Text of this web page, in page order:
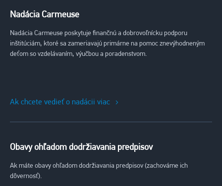
Nadácia Carmeuse
Nadácia Carmeuse poskytuje finančnú a dobrovoľnícku podporu
inštitúciám, ktoré sa zameriavajú primárne na pomoc znevýhodneným
deťom so vzdelávaním, výučbou a poradenstvom.
Ak chcete vedieť o nadácii viac
Obavy ohľadom dodržiavania predpisov
Ak máte obavy ohľadom dodržiavania predpisov (zachováme ich
dôvernosť).